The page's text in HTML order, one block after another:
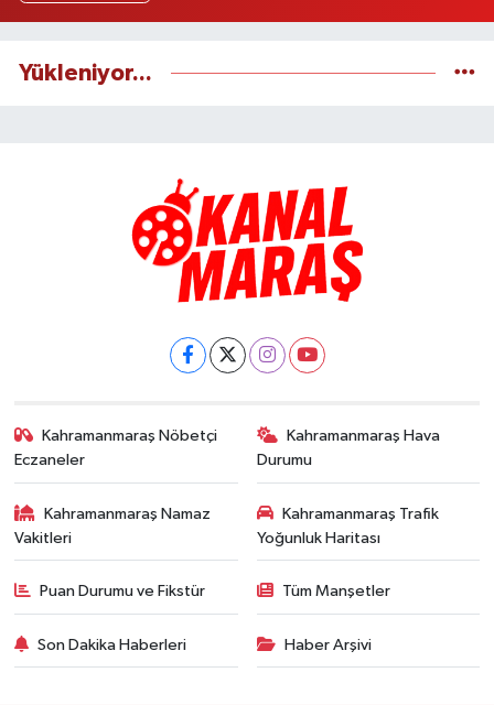
Yükleniyor...
Kahramanmaraş Nöbetçi
Eczaneler
Kahramanmaraş Hava
Durumu
Kahramanmaraş Namaz
Vakitleri
Kahramanmaraş Trafik
Yoğunluk Haritası
Puan Durumu ve Fikstür Tüm Manşetler
Son Dakika Haberleri Haber Arşivi